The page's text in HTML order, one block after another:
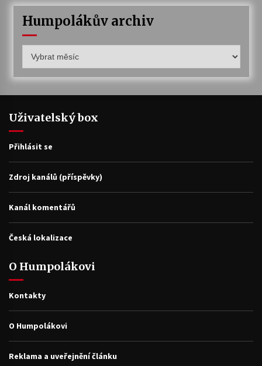
Humpolákův archiv
archiv
Uživatelský box
Přihlásit se
Zdroj kanálů (příspěvky)
Kanál komentářů
Česká lokalizace
O Humpolákovi
Kontakty
O Humpolákovi
Reklama a uveřejnění článku